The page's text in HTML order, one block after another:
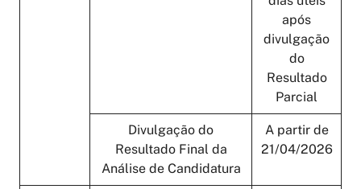
após
divulgação
do
Resultado
Parcial
Divulgação do
Resultado Final da
Análise de Candidatura
A partir de
21/04/2026